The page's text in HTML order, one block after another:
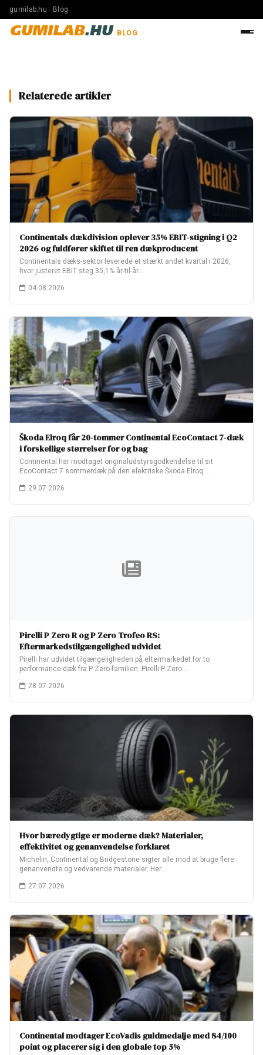
gumilab.hu · Blog
GUMILAB.HU BLOG
Relaterede artikler
Continentals dækdivision oplever 35% EBIT-stigning i Q2
2026 og fuldfører skiftet til ren dækproducent
Continentals dæks-sektor leverede et stærkt andet kvartal i 2026,
hvor justeret EBIT steg 35,1% år-til-år…
04.08.2026
Škoda Elroq får 20-tommer Continental EcoContact 7-dæk
i forskellige størrelser for og bag
Continental har modtaget originaludstyrsgodkendelse til sit
EcoContact 7 sommerdæk på den elektriske Škoda Elroq.
29.07.2026
Pirelli P Zero R og P Zero Trofeo RS:
Eftermarkedstilgængelighed udvidet
Pirelli har udvidet tilgængeligheden på eftermarkedet for to
performance-dæk fra P Zero-familien: Pirelli P Zero…
28.07.2026
Hvor bæredygtige er moderne dæk? Materialer,
effektivitet og genanvendelse forklaret
Michelin, Continental og Bridgestone sigter alle mod at bruge flere
genanvendte og vedvarende materialer. Her…
27.07.2026
Continental modtager EcoVadis guldmedalje med 84/100
point og placerer sig i den globale top 5%